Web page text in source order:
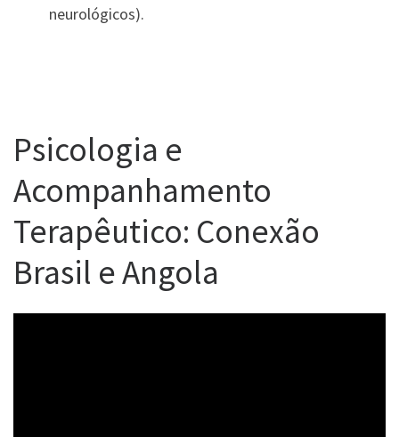
neurológicos).
Psicologia e
Acompanhamento
Terapêutico: Conexão
Brasil e Angola